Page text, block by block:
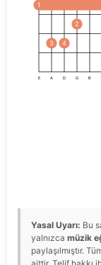
1
3 4
2
E A D G B
Yasal Uyarı: Bu
yalnızca müzik
paylaşılmıştır.